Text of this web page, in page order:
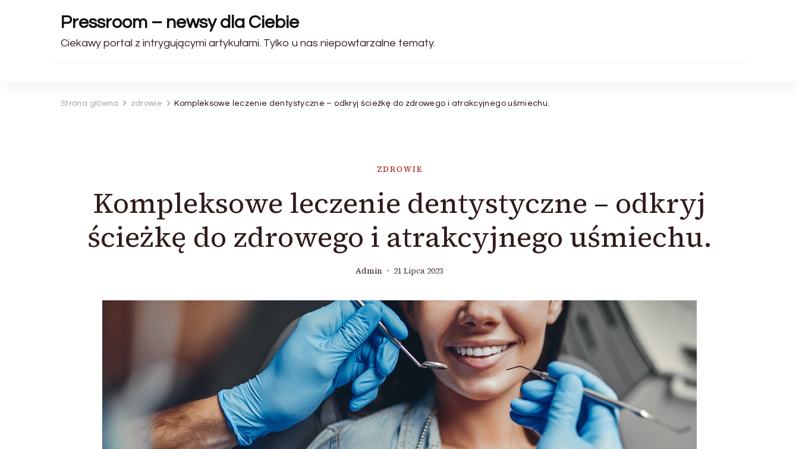
Pressroom – newsy dla Ciebie
Ciekawy portal z intrygującymi artykułami. Tylko u nas niepowtarzalne tematy.
Strona główna zdrowie Kompleksowe leczenie dentystyczne – odkryj ścieżkę do zdrowego i atrakcyjnego uśmiechu.
ZDROWIE
Kompleksowe leczenie dentystyczne – odkryj
ścieżkę do zdrowego i atrakcyjnego uśmiechu.
Admin 21 Lipca 2023